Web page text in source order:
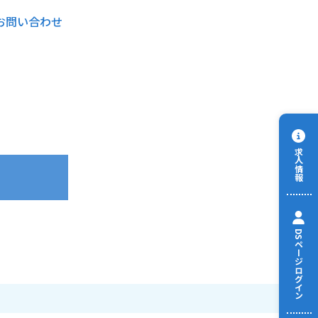
問い合わせ
求人情報
DSページログイン